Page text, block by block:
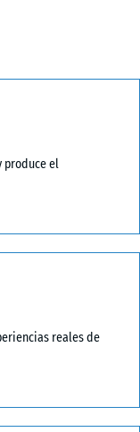
produce el
reales de